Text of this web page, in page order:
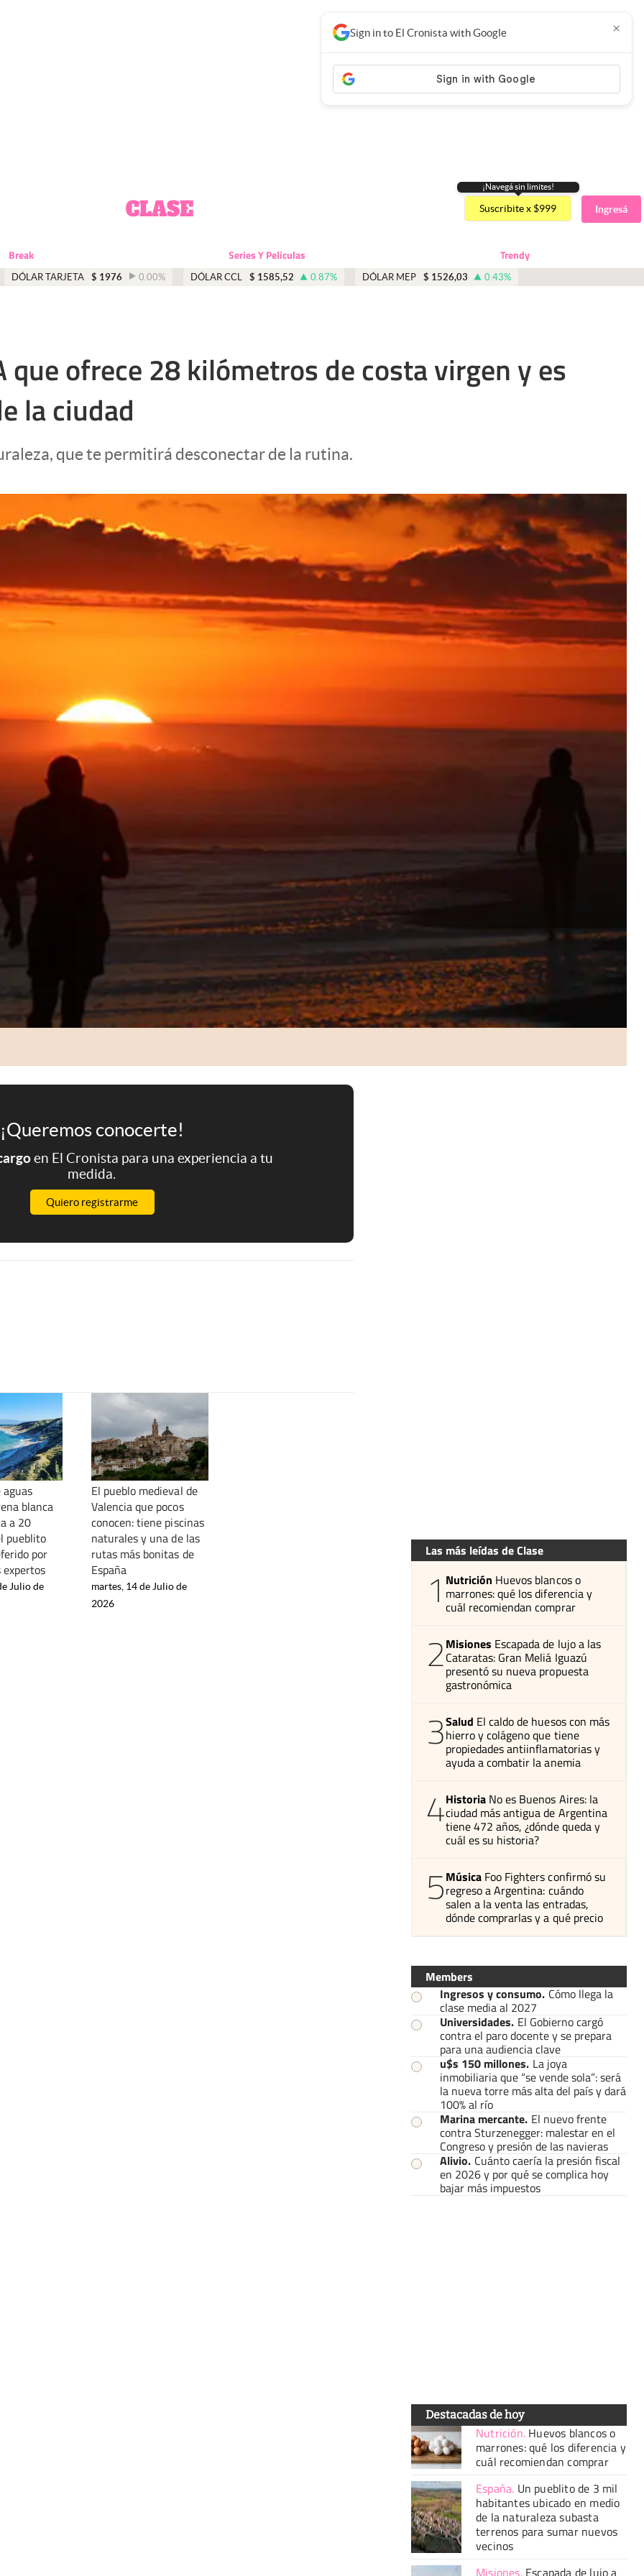
¡Navegá sin limites!
Suscribite x $999 Ingresá
Break Series Y Peliculas Trendy
DÓLAR TARJETA $ 1976 0.00% DÓLAR CCL $ 1585,52 0.87% DÓLAR MEP $ 1526,03 0.43%
Sign in to El Cronista with Google ×
que ofrece 28 kilómetros de costa virgen y es
la ciudad
que te permitirá desconectar de la rutina.
¡Queremos conocerte!
en El Cronista para una experiencia a tu
medida.
Quiero registrarme
aguas
blanca
a 20
pueblito
por
Julio de
El pueblo medieval de
Valencia que pocos
conocen: tiene piscinas
naturales y una de las
rutas más bonitas de
España
martes, 14 de Julio de
2026
Las más leídas de Clase
1 Nutrición Huevos blancos o
marrones: qué los diferencia y
cuál recomiendan comprar
2Misiones Escapada de lujo a las
Cataratas: Gran Meliá Iguazú
presentó su nueva propuesta
gastronómica
3Salud El caldo de huesos con más
hierro y colágeno que tiene
propiedades antiinflamatorias y
ayuda a combatir la anemia
4Historia No es Buenos Aires: la
ciudad más antigua de Argentina
tiene 472 años, ¿dónde queda y
cuál es su historia?
5Música Foo Fighters confirmó su
regreso a Argentina: cuándo
salen a la venta las entradas,
dónde comprarlas y a qué precio
Members
Ingresos y consumo. Cómo llega la
clase media al 2027
Universidades. El Gobierno cargó
contra el paro docente y se prepara
para una audiencia clave
u$s 150 millones. La joya
inmobiliaria que “se vende sola”: será
la nueva torre más alta del país y dará
100% al río
Marina mercante. El nuevo frente
contra Sturzenegger: malestar en el
Congreso y presión de las navieras
Alivio. Cuánto caería la presión fiscal
en 2026 y por qué se complica hoy
bajar más impuestos
Destacadas de hoy
Nutrición. Huevos blancos o
marrones: qué los diferencia y
cuál recomiendan comprar
España. Un pueblito de 3 mil
habitantes ubicado en medio
de la naturaleza subasta
terrenos para sumar nuevos
vecinos
Misiones. Escapada de lujo a